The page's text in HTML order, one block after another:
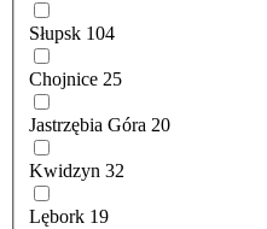
Słupsk 104
Chojnice 25
Jastrzębia Góra 20
Kwidzyn 32
Lębork 19